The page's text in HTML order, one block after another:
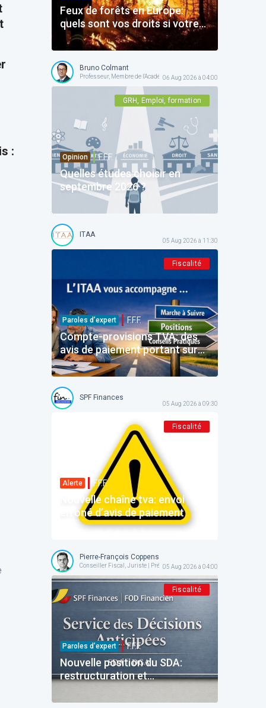
:
Feux de forêts en Europe:
quels sont vos droits si votre
voyage est impacté ?
Bruno Colmant
Professeur, Membre de l'Académie Royale06 Aug 2026 à 04:00
GRH, Emploi, formation
Opinion F.F.F.
Quelles études choisir en
septembre 2026 ?
ITAA
05 Aug 2026 à 11:30
Fiscalité
Paroles d’expert F.F.F.
Compte-provisions TVA: des
avis de paiement portant sur
des montants déjà payés
SPF Finances
05 Aug 2026 à 09:30
Fiscalité
Alerte F.F.F.
Nouvelle chaîne tva: envoi
erroné d’avis de paiement
Pierre-François Coppens
Conseiller Fiscal, Juriste | Président @ AFPC
05 Aug 2026 à 04:00
Fiscalité
Paroles d’expert F.F.F.
Nouvelle position du SDA:
restructuration et